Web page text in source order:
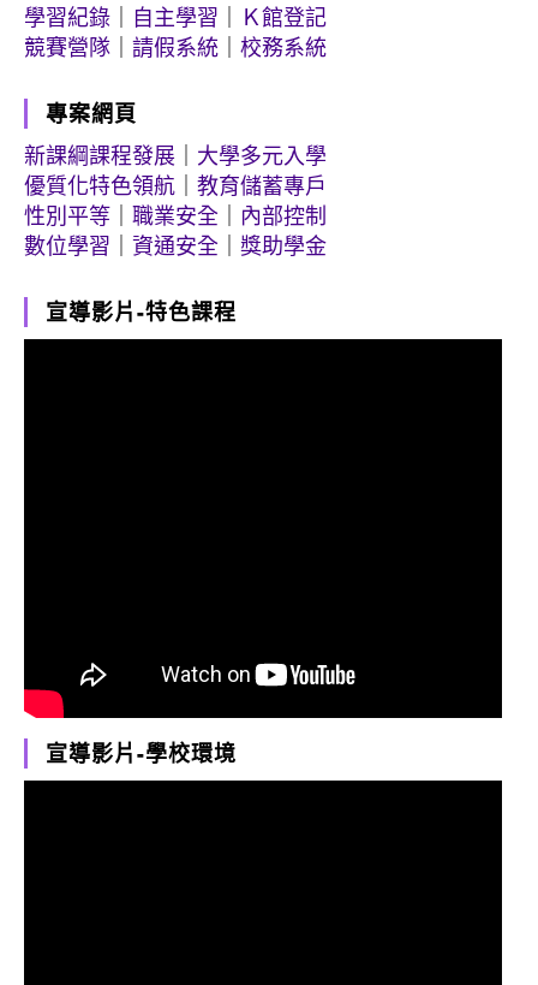
學習紀錄
自主學習
Ｋ館登記
競賽營隊
請假系統 校務系統
專案網頁
新課綱課程發展
大學多元入學
優質化特色領航
教育儲蓄專戶
性別平等
職業安全
內部控制
數位學習
資通安全 獎助學金
宣導影片-特色課程
宣導影片-學校環境